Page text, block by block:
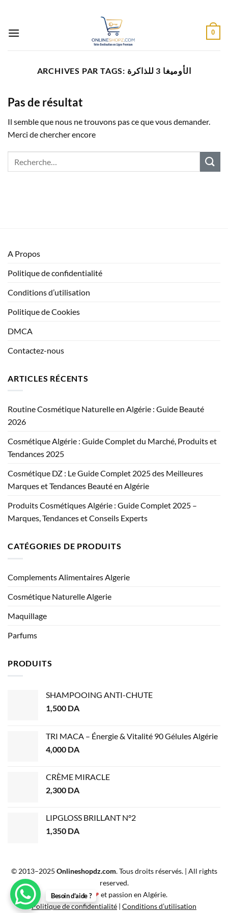
contenu
0
ARCHIVES PAR TAGS: الأوميغا 3 للذاكرة
Pas de résultat
Il semble que nous ne trouvons pas ce que vous demander.
Merci de chercher encore
A Propos
Politique de confidentialité
Conditions d’utilisation
Politique de Cookies
DMCA
Contactez-nous
ARTICLES RÉCENTS
Routine Cosmétique Naturelle en Algérie : Guide Beauté
2026
Cosmétique Algérie : Guide Complet du Marché, Produits et
Tendances 2025
Cosmétique DZ : Le Guide Complet 2025 des Meilleures
Marques et Tendances Beauté en Algérie
Produits Cosmétiques Algérie : Guide Complet 2025 –
Marques, Tendances et Conseils Experts
CATÉGORIES DE PRODUITS
Complements Alimentaires Algerie
Cosmétique Naturelle Algerie
Maquillage
Parfums
PRODUITS
SHAMPOOING ANTI-CHUTE
1,500 DA
TRI MACA – Énergie & Vitalité 90 Gélules Algérie
4,000 DA
CRÈME MIRACLE
2,300 DA
LIPGLOSS BRILLANT N°2
1,350 DA
© 2013–2025 Onlineshopdz.com. Tous droits réservés. | All rights
reserved.
Créé avec ❤ et passion en Algérie.
Politique de confidentialité | Conditions d’utilisation
Besoin d’aide ?